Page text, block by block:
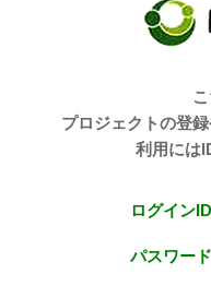
プロジェクトの登
利用には
ログインID
パスワード